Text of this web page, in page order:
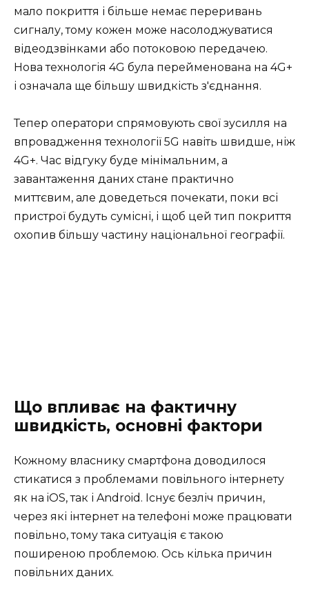
мало покриття і більше немає переривань
сигналу, тому кожен може насолоджуватися
відеодзвінками або потоковою передачею.
Нова технологія 4G була перейменована на 4G+
і означала ще більшу швидкість з'єднання.
Тепер оператори спрямовують свої зусилля на
впровадження технології 5G навіть швидше, ніж
4G+. Час відгуку буде мінімальним, а
завантаження даних стане практично
миттєвим, але доведеться почекати, поки всі
пристрої будуть сумісні, і щоб цей тип покриття
охопив більшу частину національної географії.
Що впливає на фактичну
швидкість, основні фактори
Кожному власнику смартфона доводилося
стикатися з проблемами повільного інтернету
як на iOS, так і Android. Існує безліч причин,
через які інтернет на телефоні може працювати
повільно, тому така ситуація є такою
поширеною проблемою. Ось кілька причин
повільних даних.